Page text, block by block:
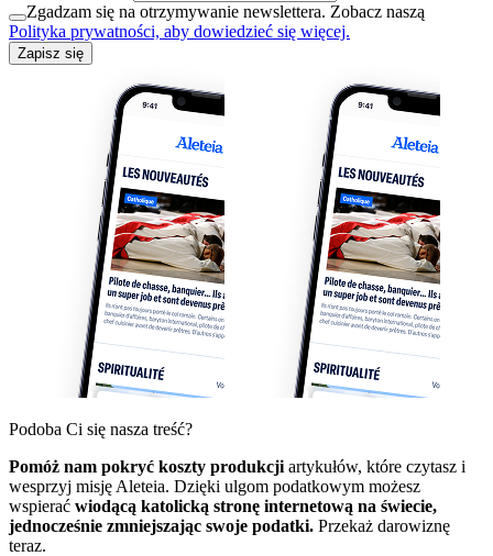
Zgadzam się na otrzymywanie newslettera. Zobacz naszą
Polityka prywatności, aby dowiedzieć się więcej.
Zapisz się
Podoba Ci się nasza treść?
Pomóż nam pokryć koszty produkcji artykułów, które czytasz i
wesprzyj misję Aleteia. Dzięki ulgom podatkowym możesz
wspierać wiodącą katolicką stronę internetową na świecie,
jednocześnie zmniejszając swoje podatki. Przekaż darowiznę
teraz.